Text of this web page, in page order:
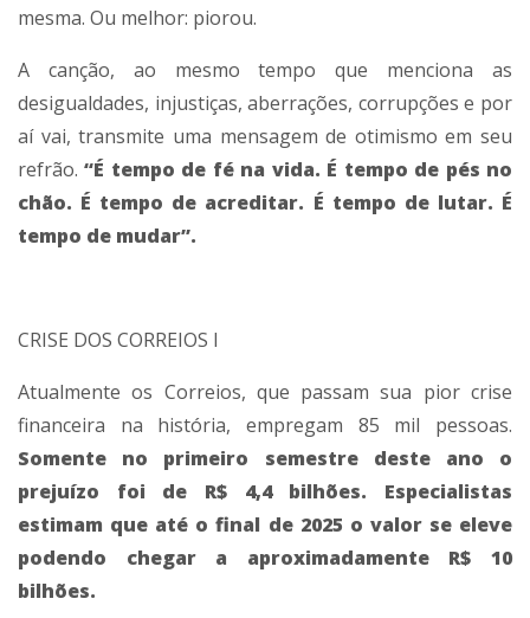
mesma. Ou melhor: piorou.
A canção, ao mesmo tempo que menciona as
desigualdades, injustiças, aberrações, corrupções e por
aí vai, transmite uma mensagem de otimismo em seu
refrão.“É tempo de fé na vida. É tempo de pés no
chão. É tempo de acreditar. É tempo de lutar. É
tempo de mudar”.
CRISE DOS CORREIOS I
Atualmente os Correios, que passam sua pior crise
financeira na história, empregam 85 mil pessoas.
Somente no primeiro semestre deste ano o
prejuízo foi de R$ 4,4 bilhões. Especialistas
estimam que até o final de 2025 o valor se eleve
podendo chegar a aproximadamente R$ 10
bilhões.